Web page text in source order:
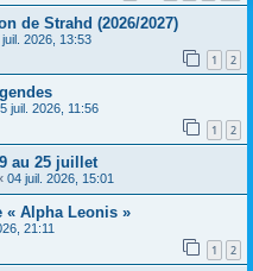
de Strahd (2026/2027)
juil. 2026, 13:53
1 2
juil. 2026, 11:56
1 2
au 25 juillet
04 juil. 2026, 15:01
« Alpha Leonis »
21:11
1 2